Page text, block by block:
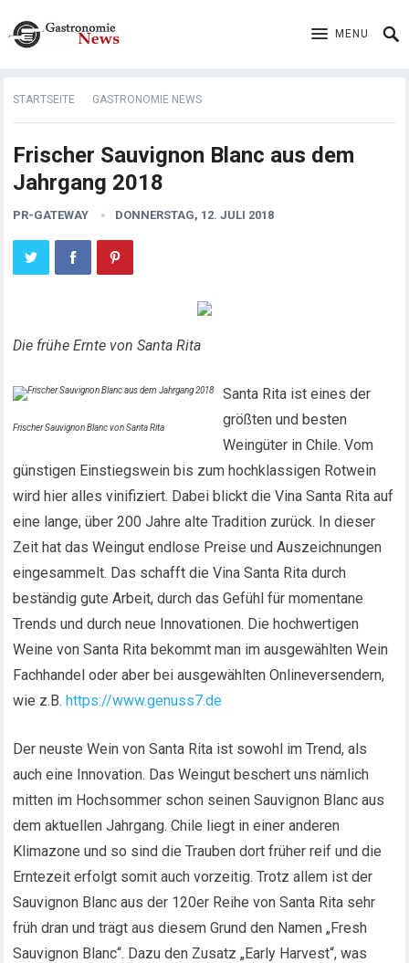
MENU
STARTSEITE GASTRONOMIE NEWS
Frischer Sauvignon Blanc aus dem
Jahrgang 2018
PR-GATEWAY DONNERSTAG, 12. JULI 2018
Die frühe Ernte von Santa Rita
Frischer Sauvignon Blanc von Santa Rita
Santa Rita ist eines der
größten und besten
Weingüter in Chile. Vom
günstigen Einstiegswein bis zum hochklassigen Rotwein
wird hier alles vinifiziert. Dabei blickt die Vina Santa Rita auf
eine lange, über 200 Jahre alte Tradition zurück. In dieser
Zeit hat das Weingut endlose Preise und Auszeichnungen
eingesammelt. Das schafft die Vina Santa Rita durch
beständig gute Arbeit, durch das Gefühl für momentane
Trends und durch neue Innovationen. Die hochwertigen
Weine von Santa Rita bekommt man im ausgewählten Wein
Fachhandel oder aber bei ausgewählten Onlineversendern,
wie z.B.https://www.genuss7.de
Der neuste Wein von Santa Rita ist sowohl im Trend, als
auch eine Innovation. Das Weingut beschert uns nämlich
mitten im Hochsommer schon seinen Sauvignon Blanc aus
dem aktuellen Jahrgang. Chile liegt in einer anderen
Klimazone und so sind die Trauben dort früher reif und die
Erntezeit erfolgt somit auch vorzeitig. Trotz allem ist der
Sauvignon Blanc aus der 120er Reihe von Santa Rita sehr
früh dran und trägt aus diesem Grund den Namen „Fresh
Sauvignon Blanc“. Dazu den Zusatz „Early Harvest“, was